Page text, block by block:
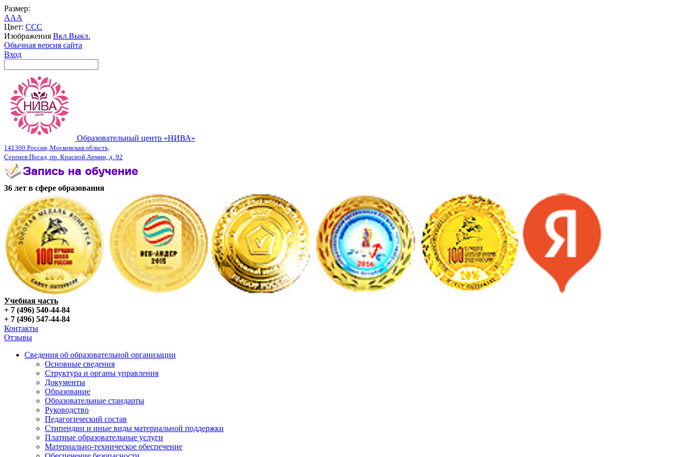
Размер:
AAA
Цвет: CCC
Изображения Вкл.Выкл.
Обычная версия сайта
Вход
Образовательный центр «НИВА»
141300 Россия, Московская область,
Сергиев Посад, пр. Красной Армии, д. 92
36 лет в сфере образования
Учебная часть
+ 7 (496) 540-44-84
+ 7 (496) 547-44-84
Контакты
Отзывы
Сведения об образовательной организации
Основные сведения
Структура и органы управления
Документы
Образование
Образовательные стандарты
Руководство
Педагогический состав
Стипендии и иные виды материальной поддержки
Платные образовательные услуги
Материально-техническое обеспечение